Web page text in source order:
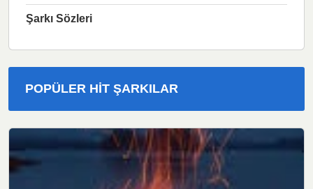
Şarkı Sözleri
POPÜLER HIT ŞARKILAR